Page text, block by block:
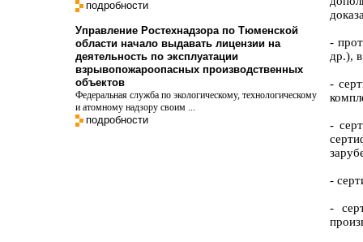
подробности
Управление Ростехнадзора по Тюменской
области начало выдавать лицензии на
деятельность по эксплуатации
взрывопожароопасных производственных
объектов
Федеральная служба по экологическому, технологическому
и атомному надзору своим ...
подробности
-
др.),
-
-
-
-